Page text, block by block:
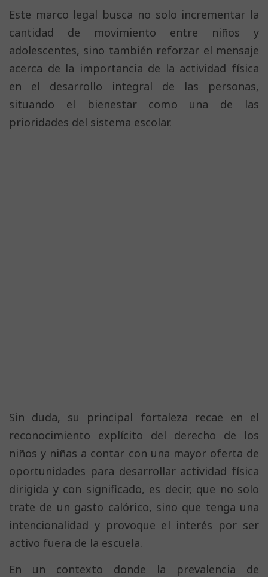
Este marco legal busca no solo incrementar la
cantidad de movimiento entre niños y
adolescentes, sino también reforzar el mensaje
acerca de la importancia de la actividad física
en el desarrollo integral de las personas,
situando el bienestar como una de las
prioridades del sistema escolar.
Sin duda, su principal fortaleza recae en el
reconocimiento explícito del derecho de los
niños y niñas a contar con una mayor oferta de
oportunidades para desarrollar actividad física
dirigida y con significado, es decir, que no solo
trate de un gasto calórico, sino que tenga una
intencionalidad y provoque el interés por ser
activo fuera de la escuela.
En un contexto donde la prevalencia de